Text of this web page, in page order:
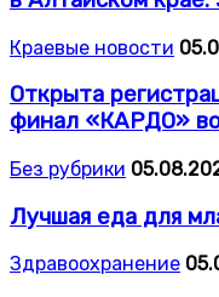
Краевые новости
Открыта
финал «КАРДО»
Без рубрики
Лучшая еда для
Здравоохранение